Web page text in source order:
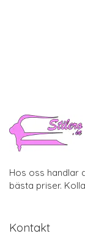
Hos oss handlar
bästa priser.
Kontakt